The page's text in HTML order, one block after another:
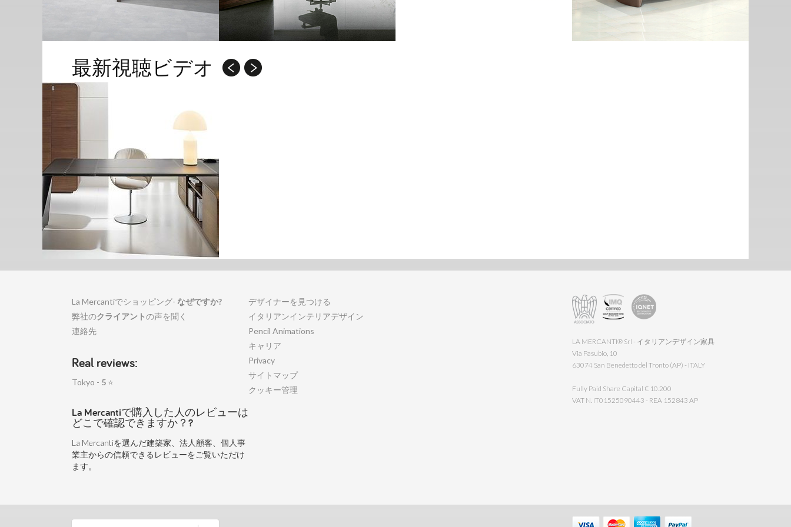
最新視聴ビデオ
La Mercantiでショッピング- なぜですか?
弊社のクライアントの声を聞く
連絡先
Real reviews:
Tokyo - 5 ⭐
La Mercantiで購入した人のレビューは
どこで確認できますか？?
La Mercantiを選んだ建築家、法人顧客、個人事
業主からの信頼できるレビューをご覧いただけ
ます。
デザイナーを見つける
イタリアンインテリアデザイン
Pencil Animations
キャリア
Privacy
サイトマップ
クッキー管理
LA MERCANTI® Srl - イタリアンデザイン家具
Via Pasubio, 10
63074 San Benedetto del Tronto (AP) - ITALY
Fully Paid Share Capital € 10.200
VAT N. IT01525090443 - REA 152843 AP